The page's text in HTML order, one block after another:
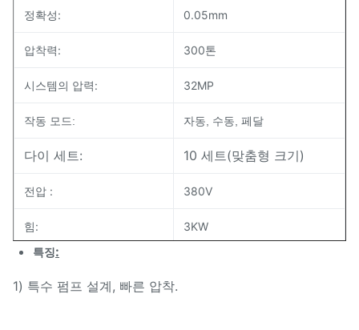
정확성: 0.05mm
압착력: 300톤
시스템의 압력: 32MP
작동 모드: 자동, 수동, 페달
다이 세트: 10 세트(맞춤형 크기)
전압 : 380V
힘: 3KW
치수(L*W*H):
무게:
특징:
1) 특수 펌프 설계, 빠른 압착.